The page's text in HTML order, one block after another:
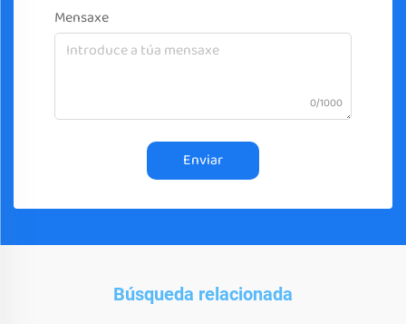
Mensaxe
0/1000
Enviar
Búsqueda relacionada